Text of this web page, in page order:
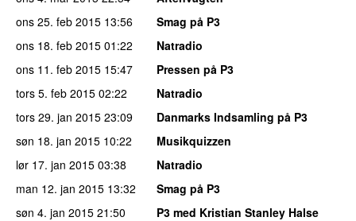
ons 25. feb 2015 13:56
Smag på P3
ons 18. feb 2015 01:22
Natradio
ons 11. feb 2015 15:47
Pressen på P3
tors 5. feb 2015 02:22
Natradio
tors 29. jan 2015 23:09
Danmarks Indsamling på P3
søn 18. jan 2015 10:22
Musikquizzen
lør 17. jan 2015 03:38
Natradio
man 12. jan 2015 13:32
Smag på P3
søn 4. jan 2015 21:50
P3 med Kristian Stanley Halse